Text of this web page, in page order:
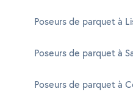
Poseurs de parquet à
Poseurs de parquet à
Poseurs de parquet à